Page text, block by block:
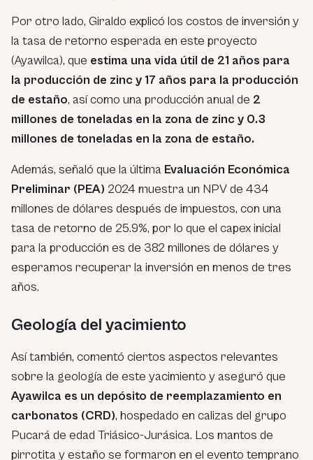
Por otro lado, Giraldo explicó los costos de inversión y
la tasa de retorno esperada en este proyecto
(Ayawilca), que estima una vida útil de 21 años para
la producción de zinc y 17 años para la producción
de estaño, así como una producción anual de 2
millones de toneladas en la zona de zinc y 0.3
millones de toneladas en la zona de estaño.
Además, señaló que la última Evaluación Económica
Preliminar (PEA) 2024 muestra un NPV de 434
millones de dólares después de impuestos, con una
tasa de retorno de 25.9%, por lo que el capex inicial
para la producción es de 382 millones de dólares y
esperamos recuperar la inversión en menos de tres
años.
Geología del yacimiento
Así también, comentó ciertos aspectos relevantes
sobre la geología de este yacimiento y aseguró que
Ayawilca es un depósito de reemplazamiento en
carbonatos (CRD), hospedado en calizas del grupo
Pucará de edad Triásico-Jurásica. Los mantos de
pirrotita y estaño se formaron en el evento temprano